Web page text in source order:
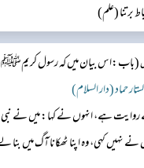
برتنا (علم)
(باب:اس بیان میں کہ رسول
روایت ہے، انہوں نے کہا: میں نے
کہی، وہ اپنا ٹھکانا آگ میں بنا